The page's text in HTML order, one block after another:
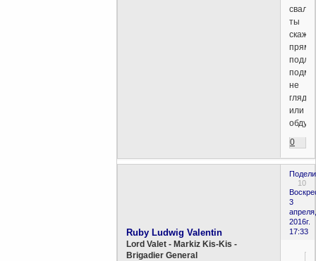
ты
скажи
прямо
не
глядя
или
0
10
3
апреля,
2016г.
17:33
Ruby Ludwig Valentin
Lord Valet - Markiz Kis-Kis -
Brigadier General